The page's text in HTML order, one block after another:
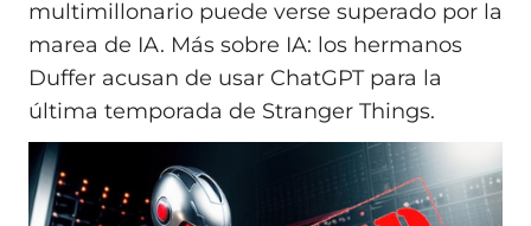
multimillonario puede verse superado por la
marea de IA. Más sobre IA: los hermanos
Duffer acusan de usar ChatGPT para la
última temporada de Stranger Things.